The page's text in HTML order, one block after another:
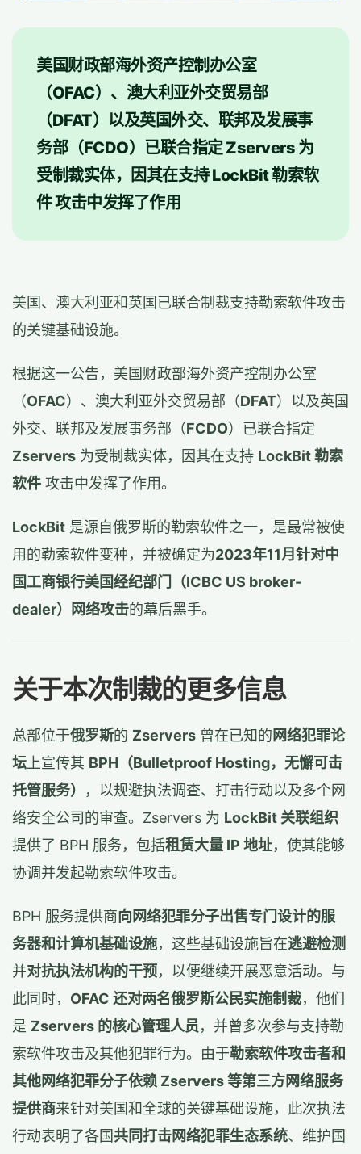
美国财政部海外资产控制办公室
（OFAC）、澳大利亚外交贸易部
（DFAT）以及英国外交、联邦及发展事
务部（FCDO）已联合指定 Zservers 为
受制裁实体，因其在支持 LockBit 勒索软
件 攻击中发挥了作用
美国、澳大利亚和英国已联合制裁支持勒索软件攻击
的关键基础设施。
根据这一公告，美国财政部海外资产控制办公室
（OFAC）、澳大利亚外交贸易部（DFAT）以及英国
外交、联邦及发展事务部（FCDO）已联合指定
Zservers 为受制裁实体，因其在支持 LockBit 勒索
软件 攻击中发挥了作用。
LockBit 是源自俄罗斯的勒索软件之一，是最常被使
用的勒索软件变种，并被确定为2023年11月针对中
国工商银行美国经纪部门（ICBC US broker-
dealer）网络攻击的幕后黑手。
关于本次制裁的更多信息
总部位于俄罗斯的 Zservers 曾在已知的网络犯罪论
坛 上宣传其 BPH（Bulletproof Hosting，无懈可击
托管服务）
，以规避执法调查、打击行动以及多个网
络安全公司的审查。Zservers 为 LockBit 关联组织
提供了 BPH 服务，包括租赁大量 IP 地址，使其能够
协调并发起勒索软件攻击。
BPH 服务提供商向网络犯罪分子出售专门设计的服
务器和计算机基础设施，这些基础设施旨在逃避检测
并对抗执法机构的干预，以便继续开展恶意活动。与
此同时， OFAC 还对两名俄罗斯公民实施制裁，他们
是 Zservers 的核心管理人员，并曾多次参与支持勒
索软件攻击及其他犯罪行为。由于勒索软件攻击者和
其他网络犯罪分子依赖 Zservers 等第三方网络服务
提供商来针对美国和全球的关键基础设施，此次执法
行动表明了各国共同打击网络犯罪生态系统、维护国